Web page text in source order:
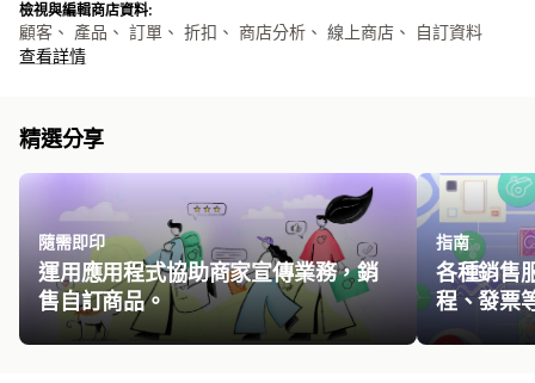
檢視與編輯商店資料:
顧客、 產品、 訂單、 折扣、 商店分析、 線上商店、 自訂資料
查看詳情
精選分享
隨需即印
運用應用程式協助商家宣傳業務，銷
售自訂商品。
指南
各種銷售
程、發票